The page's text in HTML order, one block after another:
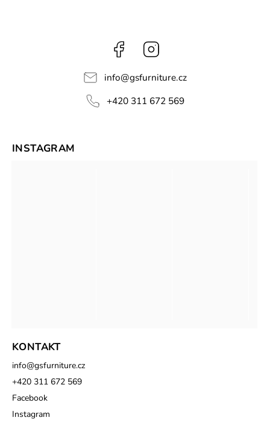
Facebook
info@gsfurniture.cz
+420 311 672 569
KONTAKT
info@gsfurniture.cz
+420 311 672 569
Facebook
Instagram
INSTAGRAM